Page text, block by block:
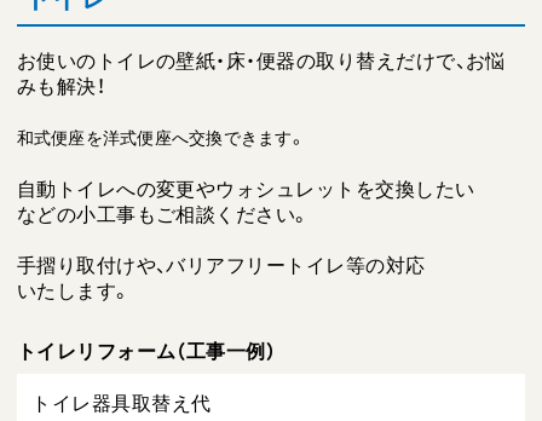
お使いのトイレの壁紙・床・便器の取り替えだけで、お悩
みも解決！
和式便座を洋式便座へ交換できます。
自動トイレへの変更やウォシュレットを交換したい
などの小工事もご相談ください。
手摺り取付けや、バリアフリートイレ等の対応
いたします。
トイレリフォーム（工事一例）
トイレ器具取替え代